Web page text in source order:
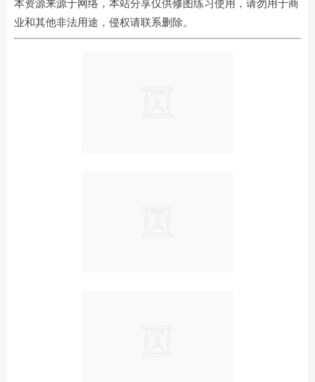
业和其他非法用途，侵权请联系删除。